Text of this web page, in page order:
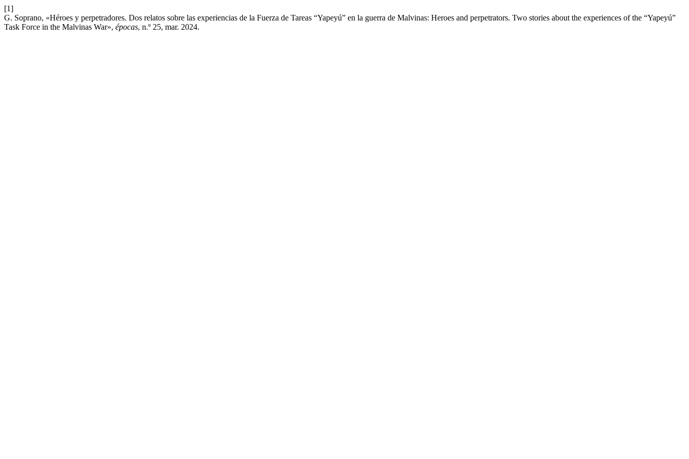
[1]
G. Soprano, «Héroes y perpetradores. Dos relatos sobre las experiencias de la Fuerza de Tareas “Yapeyú” en la guerra de Malvinas: Heroes and perpetrators. Two stories about the experiences of the “Yapeyú”
Task Force in the Malvinas War», épocas, n.º 25, mar. 2024.